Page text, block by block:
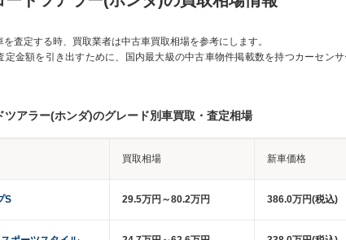
を査定する時、買取業者は中古車買取相場を参考にします。
定金額を引き出すために、国内最大級の中古車物件掲載数を持つカーセン
ツアラー(ホンダ)のグレード別車買取・査定相場
買取相場 新車価格
S 29.5万円～80.2万円 386.0万円(税込)